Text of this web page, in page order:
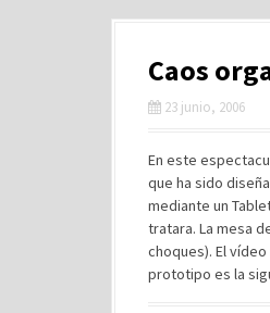
Caos
23 junio, 2006
En este
que ha sido
mediante un
tratara. La mesa
choques). El
prototipo es la